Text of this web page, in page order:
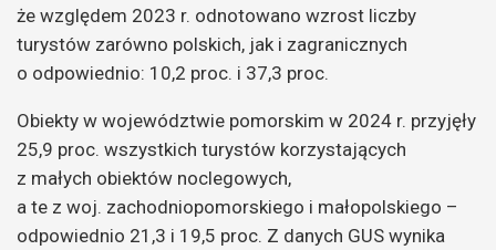
że względem 2023 r. odnotowano wzrost liczby
turystów zarówno polskich, jak i zagranicznych
o odpowiednio: 10,2 proc. i 37,3 proc.
Obiekty w województwie pomorskim w 2024 r. przyjęły
25,9 proc. wszystkich turystów korzystających
z małych obiektów noclegowych,
a te z woj. zachodniopomorskiego i małopolskiego –
odpowiednio 21,3 i 19,5 proc. Z danych GUS wynika